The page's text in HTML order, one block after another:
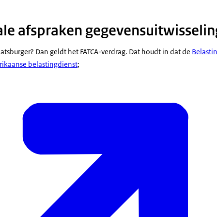
afspraken
Dan geldt het FATCA-verdrag. Dat houdt in dat de
belastingdienst;